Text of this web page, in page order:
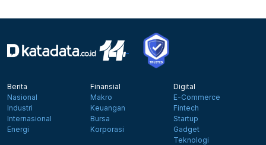
Berita
Nasional
Industri
Internasional
Energi
Finansial
Makro
Keuangan
Bursa
Korporasi
Digital
E-Commerce
Fintech
Startup
Gadget
Teknologi